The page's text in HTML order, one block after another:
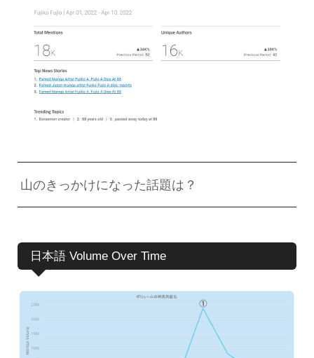
山のきっかけになった話題は？
日本語 Volume Over Time